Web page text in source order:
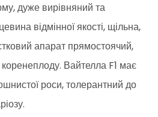
дуже вирівняний та
відмінної якості, щільна,
апарат прямостоячий,
Вайтелла F1 має
роси, толерантний до